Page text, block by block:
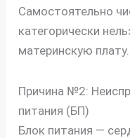
Самостоятельно
категорически
материнскую плату.
Причина №2:
питания (БП)
Блок питания —